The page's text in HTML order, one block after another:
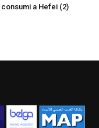
a Hefei (2)